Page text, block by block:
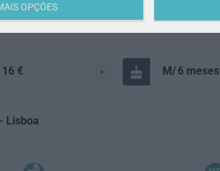
OPÇÕES
590 Ver Detalhes
€ + 6 meses
- Lisboa